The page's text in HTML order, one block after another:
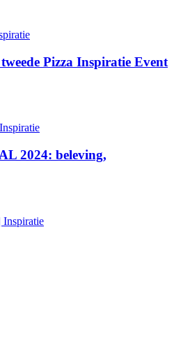
Pizza Inspiratie Event
Inspiratie
2024: beleving,
Inspiratie